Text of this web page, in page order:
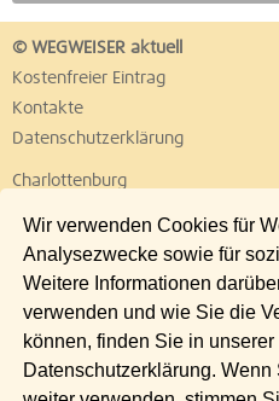
Wir verwenden Cookies für
Analysezwecke sowie für
Weitere Informationen
verwenden und wie Sie die
können, finden Sie in unserer
Datenschutzerklärung.
© WEGWEISER aktuell
Kostenfreier Eintrag
Kontakte
Datenschutzerklärung
Charlottenburg
Lichtenberg
Pankow
Reinickendorf
Spandau